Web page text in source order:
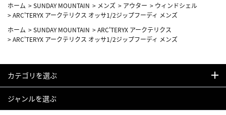
ホーム >SUNDAY MOUNTAIN > メンズ > アウター > ウィンドシェル
>ARC'TERYX アークテリクス オッサ1/2ジップフーディ メンズ
ホーム >SUNDAY MOUNTAIN >ARC'TERYX アークテリクス
>ARC'TERYX アークテリクス オッサ1/2ジップフーディ メンズ
カテゴリを選ぶ
ジャンルを選ぶ